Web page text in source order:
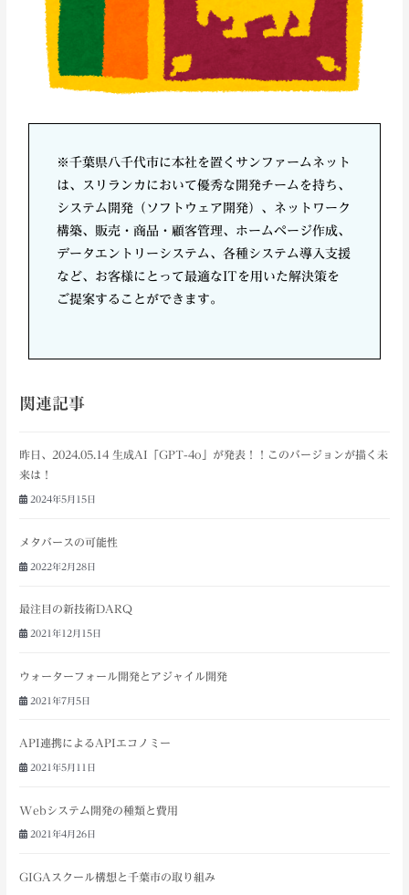
※千葉県八千代市に本社を置くサンファームネット
は、スリランカにおいて優秀な開発チームを持ち、
システム開発（ソフトウェア開発）、ネットワーク
構築、販売・商品・顧客管理、ホームページ作成、
データエントリーシステム、各種システム導入支援
など、お客様にとって最適なITを用いた解決策を
ご提案することができます。
関連記事
昨日、2024.05.14 生成AI「GPT-4o」が発表！！このバージョンが描く未
来は！
2024年5月15日
メタバースの可能性
2022年2月28日
最注目の新技術DARQ
2021年12月15日
ウォーターフォール開発とアジャイル開発
2021年7月5日
API連携によるAPIエコノミー
2021年5月11日
Webシステム開発の種類と費用
2021年4月26日
GIGAスクール構想と千葉市の取り組み